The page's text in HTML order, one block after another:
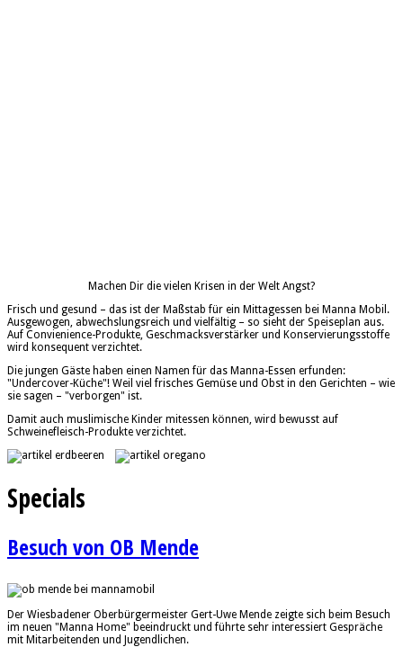
Machen Dir die vielen Krisen in der Welt Angst?
Frisch und gesund – das ist der Maßstab für ein Mittagessen bei Manna Mobil.
Ausgewogen, abwechslungsreich und vielfältig – so sieht der Speiseplan aus.
Auf Convienience-Produkte, Geschmacksverstärker und Konservierungsstoffe
wird konsequent verzichtet.
Die jungen Gäste haben einen Namen für das Manna-Essen erfunden:
"Undercover-Küche"! Weil viel frisches Gemüse und Obst in den Gerichten – wie
sie sagen – "verborgen" ist.
Damit auch muslimische Kinder mitessen können, wird bewusst auf
Schweinefleisch-Produkte verzichtet.
Specials
Besuch von OB Mende
Der Wiesbadener Oberbürgermeister Gert-Uwe Mende zeigte sich beim Besuch
im neuen "Manna Home" beeindruckt und führte sehr interessiert Gespräche
mit Mitarbeitenden und Jugendlichen.